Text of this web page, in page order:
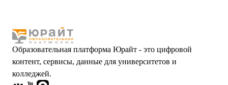
Образовательная платформа Юрайт - это цифровой
контент, сервисы, данные для университетов и
колледжей.